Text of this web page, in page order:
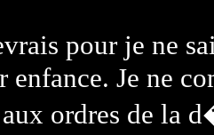
pour je ne
Je ne
ordres de la